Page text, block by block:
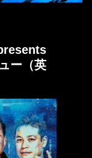
ー（英